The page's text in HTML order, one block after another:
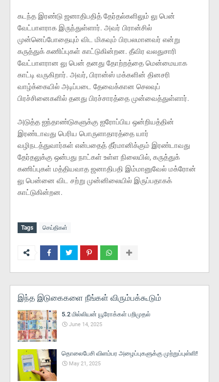
கடந்த இரண்டு ஜனாதிபதித் தேர்தல்களிலும் லு பென்
வேட்பாளராக இருந்துள்ளார். அவர் பிரான்சில்
முன்னெப்போதையும் விட மிகவும் பிரபலமானவர் என்று
கருத்துக் கணிப்புகள் காட்டுகின்றன. தீவிர வலதுசாரி
வேட்பாளரான லு பென் தனது தோற்றத்தை மென்மையாக
காட்டி வருகிறார். அவர், பிரான்ஸ் மக்களின் தினசரி
வாழ்க்கையில் அடிப்படை தேவைக்கான செலவுப்
பிரச்சினைகளில் தனது பிரச்சாரத்தை முன்வைத்துள்ளார்.
அடுத்த ஐந்தாண்டுகளுக்கு ஐரோப்பிய ஒன்றியத்தின்
இரண்டாவது பெரிய பொருளாதாரத்தை யார்
வழிநடத்துவார்கள் என்பதைத் தீர்மானிக்கும் இரண்டாவது
தேர்தலுக்கு ஒன்பது நாட்கள் உள்ள நிலையில், கருத்துக்
கணிப்புகள் மத்தியவாத ஜனாதிபதி இம்மானுவேல் மக்ரோன்
லு பென்னை விட சற்று முன்னிலையில் இருப்பதாகக்
காட்டுகின்றன.
Tags செய்திகள்
இந்த இடுகைகளை நீங்கள் விரும்பக்கூடும்
5.2 மில்லியன் யூரோக்கள் பறிமுதல்
June 14, 2025
தொலைபேசி விளம்பர அழைப்புகளுக்கு முற்றுப்புள்ளி!
May 21, 2025